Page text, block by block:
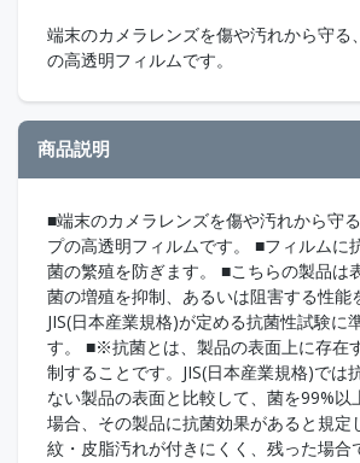
端末のカメラレンズを傷や汚れから守る
の高透明フィルムです。
商品説明
■端末のカメラレンズを傷や汚れから守
プの高透明フィルムです。 ■フィルムに
菌の繁殖を防ぎます。 ■こちらの製品は
菌の増殖を抑制、あるいは阻害する性能
JIS(日本産業規格)が定める抗菌性試験に
す。 ■※抗菌とは、製品の表面上に存在
制することです。JIS(日本産業規格)では
ない製品の表面と比較して、菌を99%以
場合、その製品に抗菌効果があると規定
紋・皮脂汚れが付きにくく、残った場合